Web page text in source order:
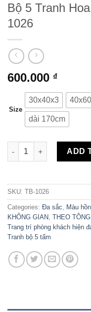
Bộ 5 Tranh
1026
600.000 ₫
Size
30x40x3
dài 170cm
Bộ 5 Tranh Hoa Hồng
ADD
SKU: TB-1026
Categories: Đa sắc, Màu
KHÔNG GIAN, THEO
Trang trí phòng khách hiện
Tranh bộ 5 tấm